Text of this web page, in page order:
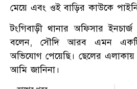
মেয়ে এবং ওই বাড়ির কাউকে
টংগিবাড়ী থানার অফিসার
বলেন, সৌদি আরব এমন একটি
অভিযোগ পেয়েছি। ছেলের এলাকায়
আমি জানিনা।